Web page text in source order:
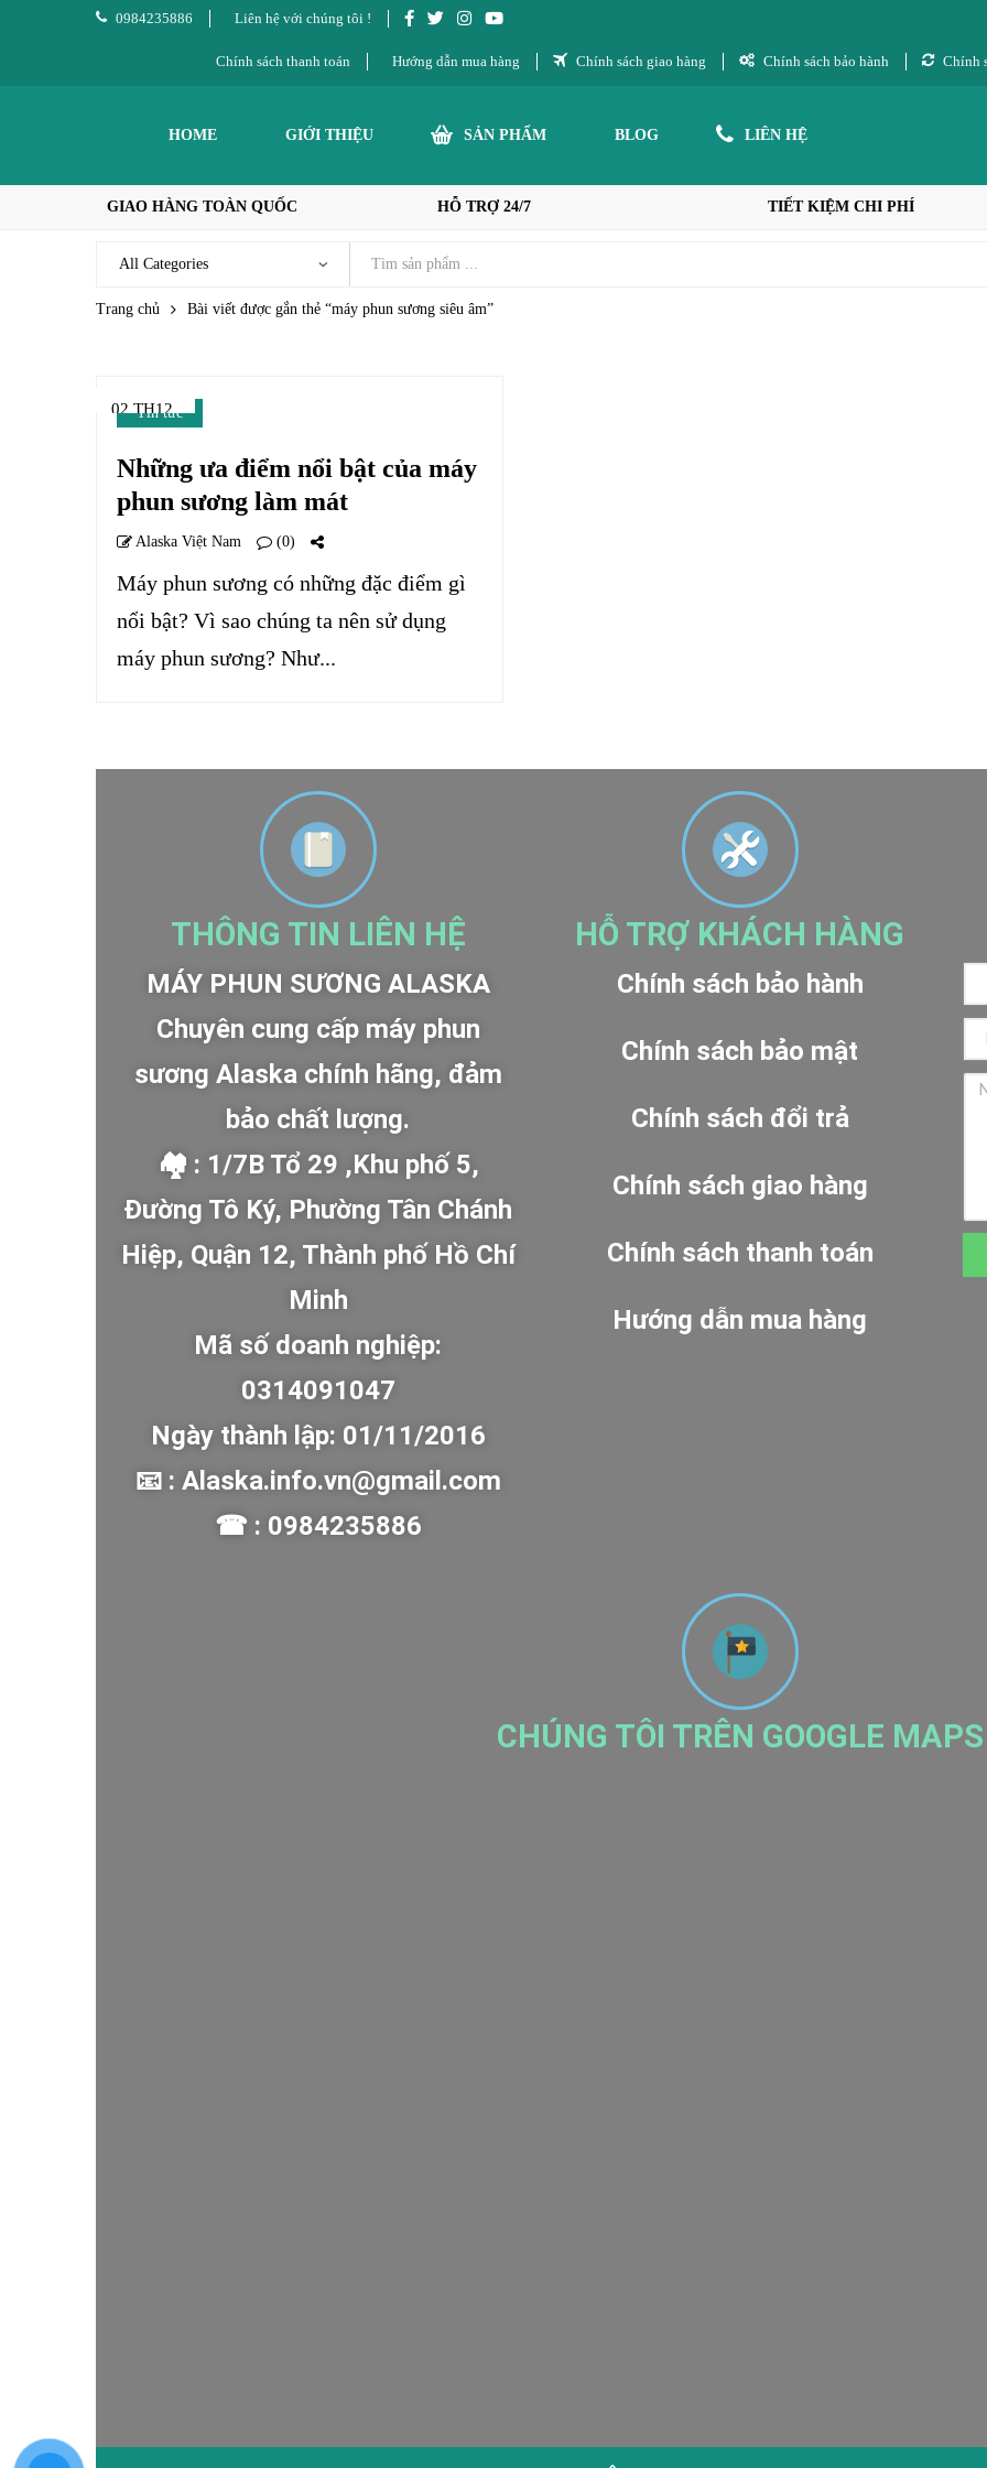
0984235886 Liên hệ với chúng tôi !
Chính sách thanh toán Hướng dẫn mua hàng Chính sách giao hàng Chính sách bảo hành Chính
HOME GIỚI THIỆU SẢN PHẨM BLOG LIÊN HỆ
GIAO HÀNG TOÀN QUỐC HỖ TRỢ 24/7 TIẾT KIỆM CHI PHÍ
Trang chủ Bài viết được gắn thẻ “máy phun sương siêu âm”
02 TH12
Tin tức
Những ưa điểm nổi bật của máy
phun sương làm mát
Alaska Việt Nam (0)
Máy phun sương có những đặc điểm gì
nổi bật? Vì sao chúng ta nên sử dụng
máy phun sương? Như...
THÔNG TIN LIÊN HỆ
MÁY PHUN SƯƠNG ALASKA
Chuyên cung cấp máy phun
sương Alaska chính hãng, đảm
bảo chất lượng.
🏘 : 1/7B Tổ 29 ,Khu phố 5,
Đường Tô Ký, Phường Tân Chánh
Hiệp, Quận 12, Thành phố Hồ Chí
Minh
Mã số doanh nghiệp:
0314091047
Ngày thành lập: 01/11/2016
📧 : Alaska.info.vn@gmail.com
☎ : 0984235886
HỖ TRỢ KHÁCH HÀNG
Chính sách bảo hành
Chính sách bảo mật
Chính sách đổi trả
Chính sách giao hàng
Chính sách thanh toán
Hướng dẫn mua hàng
CHÚNG TÔI TRÊN GOOGLE MAPS